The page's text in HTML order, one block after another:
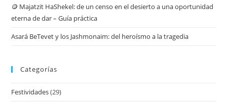
🪙 Majatzit HaShekel: de un censo en el desierto a una oportunidad
eterna de dar – Guía práctica
Asará BeTevet y los Jashmonaim: del heroísmo a la tragedia
Categorías
Festividades(29)